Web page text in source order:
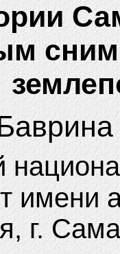
имени
г.